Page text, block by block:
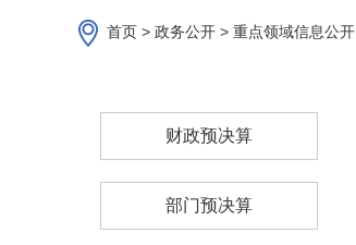
首页 > 政务公开 > 重点领域信息公开
财政预决算
部门预决算